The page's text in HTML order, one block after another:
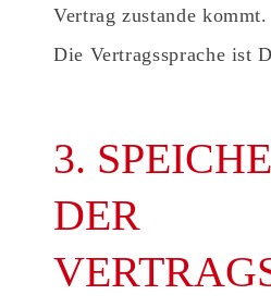
Vertrag zustande kommt.
Die Vertragssprache ist
3.
DER